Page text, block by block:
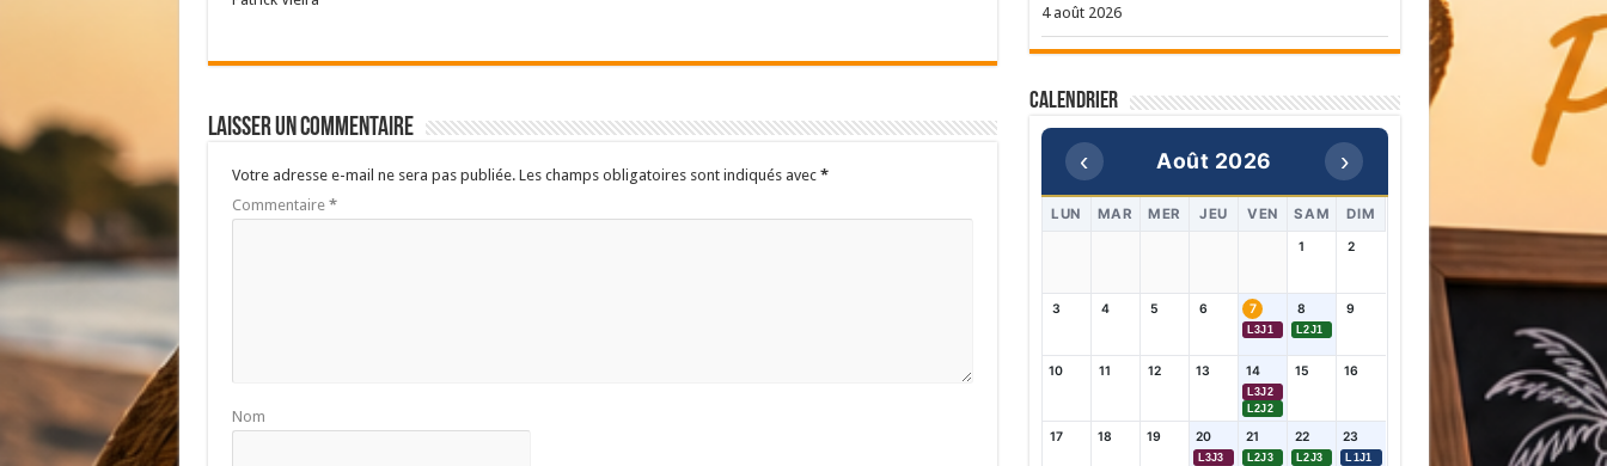
Laisser un commentaire
Votre adresse e-mail ne sera pas publiée. Les champs obligatoires sont indiqués avec *
Commentaire *
Nom
4 août 2026
Calendrier
‹ Août 2026 ›
LUN MAR MER JEU VEN SAM DIM
1 2
3 4 5 6 7
L3J1
8
L2J1
9
10 11 12 13 14
L3J2
L2J2
15 16
17 18 19 20
L3J3
21
L2J3
22
L2J3
23
L1J1